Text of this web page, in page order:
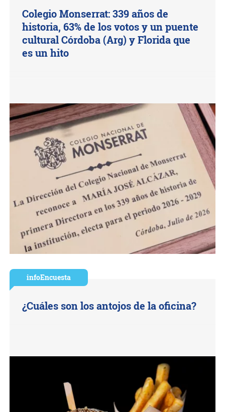
Colegio Monserrat: 339 años de
historia, 63% de los votos y un puente
cultural Córdoba (Arg) y Florida que
es un hito
infoEncuesta
¿Cuáles son los antojos de la oficina?